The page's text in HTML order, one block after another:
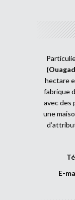
hectare
fabrique
avec des
une
E-